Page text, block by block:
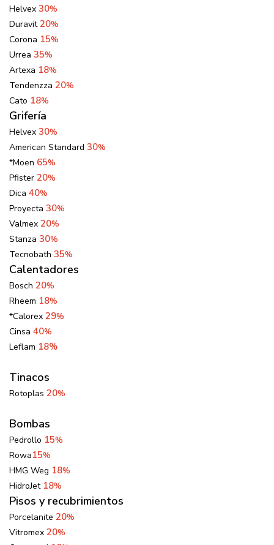
Helvex 30%
Duravit 20%
Corona 15%
Urrea 35%
Artexa 18%
Tendenzza 20%
Cato 18%
Grifería
Helvex 30%
American Standard 30%
*Moen 65%
Pfister 20%
Dica 40%
Proyecta 30%
Valmex 20%
Stanza 30%
Tecnobath 35%
Calentadores
Bosch 20%
Rheem 18%
*Calorex 29%
Cinsa 40%
Leflam 18%
Tinacos
Rotoplas 20%
Bombas
Pedrollo 15%
Rowa15%
HMG Weg 18%
HidroJet 18%
Pisos y recubrimientos
Porcelanite 20%
Vitromex 20%